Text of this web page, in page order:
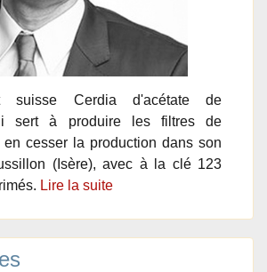
suisse Cerdia d'acétate de
sert à produire les filtres de
en cesser la production dans son
(Isère), avec à la clé 123
Lire la suite